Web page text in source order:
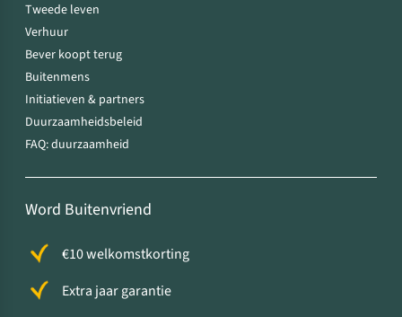
Tweede leven
Verhuur
Bever koopt terug
Buitenmens
Initiatieven & partners
Duurzaamheidsbeleid
FAQ: duurzaamheid
Word Buitenvriend
€10 welkomstkorting
Extra jaar garantie